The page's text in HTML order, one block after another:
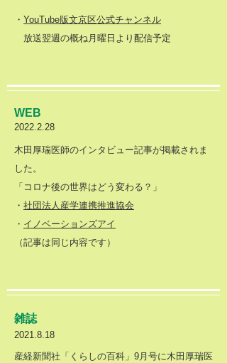
・ YouTube版文京区公式チャンネル
放送翌週の概ね月曜日より配信予定
WEB​
2022.2.28
木田厚瑞医師のインタビュー記事が掲載されま
した。
​「コロナ後の世界はどう変わる？」
​・ 社団法人産学連携推進協会
・ イノベーションズアイ
​（記事は同じ内容です）
​雑誌
2021.8.18
産経新聞社「くらしの百科」9月号に木田厚瑞医